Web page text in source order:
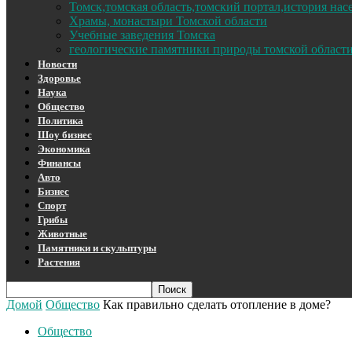
Томск,томская область,томский портал,история
Храмы, монастыри Томской области
Учебные заведения Томска
геологические памятники природы томской области
Новости
Здоровье
Наука
Общество
Политика
Шоу бизнес
Экономика
Финансы
Авто
Бизнес
Спорт
Грибы
Животные
Памятники и скульптуры
Растения
Домой Общество Как правильно сделать отопление в доме?
Общество